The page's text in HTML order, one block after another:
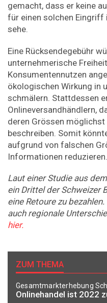
gemacht, dass er keine
für einen solchen
sehe.
Eine Rücksendegebühr
unternehmerische
Konsumentennutzen
ökologischen Wirkung in
schmälern. Stattdessen
Onlineversandhändlern,
deren Grössen
beschreiben. Somit
aufgrund von falschen
Informationen reduzieren.
Laut einer Studie aus
ein Drittel der Schweizer
eine Retoure zu
auch regionale
hier.
ZUM THEMA
Gesamtmarkterhebung
Onlinehandel ist 2022